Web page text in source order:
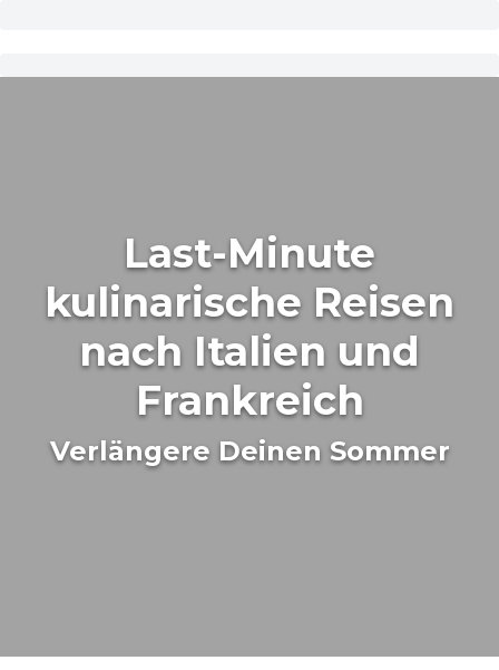
Last-Minute
kulinarische Reisen
nach Italien und
Frankreich
Verlängere Deinen Sommer